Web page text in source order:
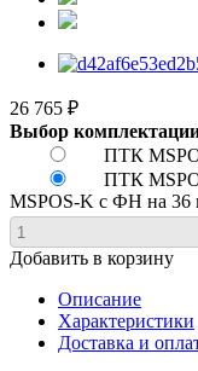
26 765 ₽
Выбор
ПТК
ПТК
MSPOS-K с ФН на 36
Добавить в корзину
Описание
Характеристики
Доставка и